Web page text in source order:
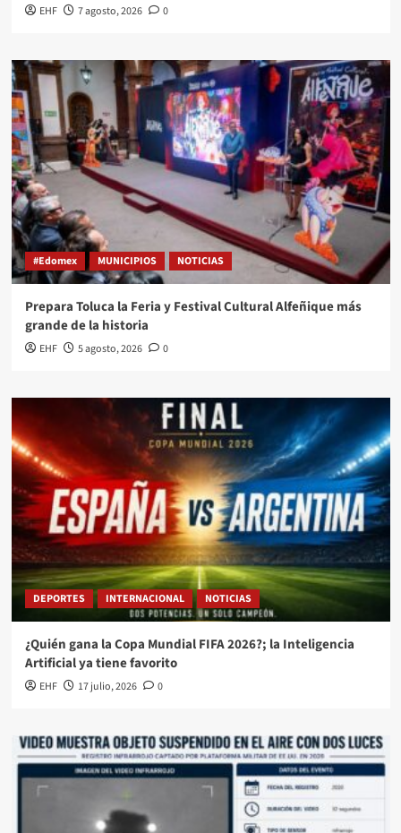
EHF 7 agosto, 2026 0
#Edomex MUNICIPIOS NOTICIAS
Prepara Toluca la Feria y Festival Cultural Alfeñique más
grande de la historia
EHF 5 agosto, 2026 0
DEPORTES INTERNACIONAL NOTICIAS
¿Quién gana la Copa Mundial FIFA 2026?; la Inteligencia
Artificial ya tiene favorito
EHF 17 julio, 2026 0